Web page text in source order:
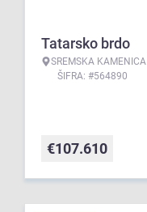
Tatarsko brdo
SREMSKA KAMENICA
ŠIFRA: #564890
€107.610